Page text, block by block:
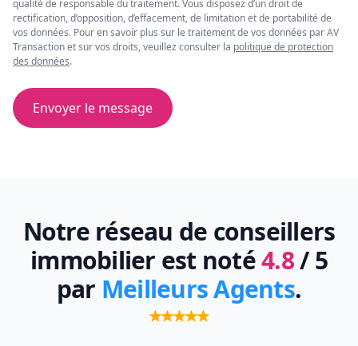
qualité de responsable du traitement. Vous disposez d’un droit de
rectification, d’opposition, d’effacement, de limitation et de portabilité de
vos données. Pour en savoir plus sur le traitement de vos données par AV
Transaction et sur vos droits, veuillez consulter la politique de protection
des données.
Envoyer le message
Notre réseau de conseillers
immobilier est noté4.8/ 5
par Meilleurs Agents.